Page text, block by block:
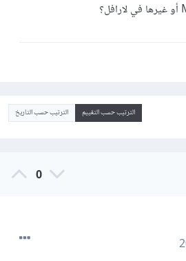
الترتيب حسب التقييم الترتيب حسب التاريخ
0